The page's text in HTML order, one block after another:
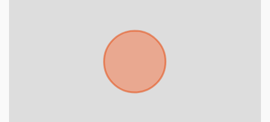
Continuar por WhatsApp